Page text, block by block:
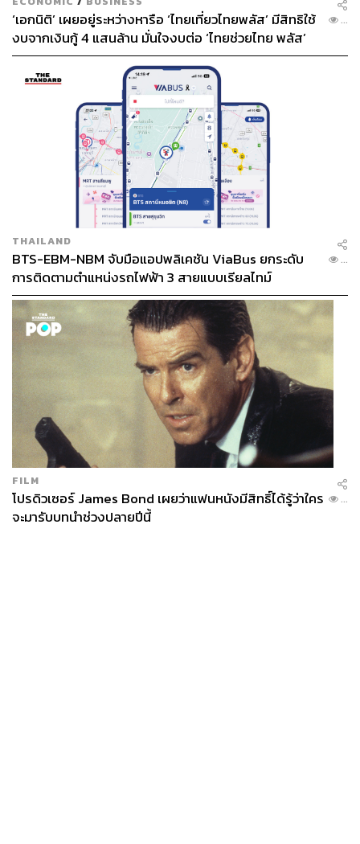
‘เอกนิติ’ เผยอยู่ระหว่างหารือ ‘ไทยเที่ยวไทยพลัส’ มีสิทธิใช้
งบจากเงินกู้ 4 แสนล้าน มั่นใจงบต่อ ‘ไทยช่วยไทย พลัส’
เฟส 2 มีเพียงพอ
...
THAILAND
BTS-EBM-NBM จับมือแอปพลิเคชัน ViaBus ยกระดับ
การติดตามตำแหน่งรถไฟฟ้า 3 สายแบบเรียลไทม์
...
FILM
โปรดิวเซอร์ James Bond เผยว่าแฟนหนังมีสิทธิ์ได้รู้ว่าใคร
จะมารับบทนำช่วงปลายปีนี้
...